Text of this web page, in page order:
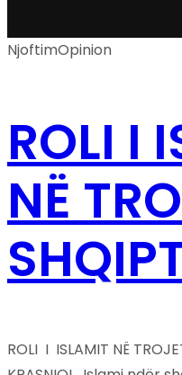
NjoftimOpinion
ROLI I
NË
ROLI I ISLAMIT NË